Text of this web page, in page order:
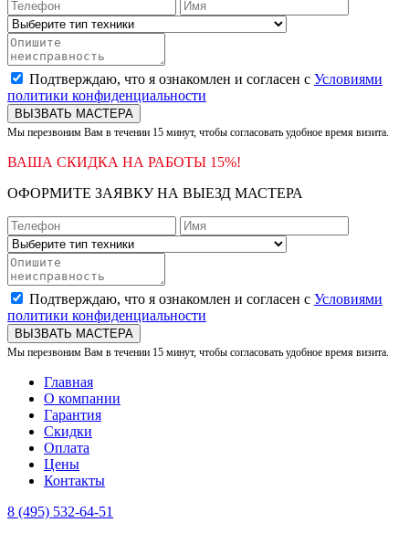
Подтверждаю, что я ознакомлен и согласен с Условиями
политики конфиденциальности
ВЫЗВАТЬ МАСТЕРА
Мы перезвоним Вам в течении 15 минут, чтобы согласовать удобное время визита.
ВАША СКИДКА НА РАБОТЫ 15%!
ОФОРМИТЕ ЗАЯВКУ НА ВЫЕЗД МАСТЕРА
Подтверждаю, что я ознакомлен и согласен с Условиями
политики конфиденциальности
ВЫЗВАТЬ МАСТЕРА
Мы перезвоним Вам в течении 15 минут, чтобы согласовать удобное время визита.
Главная
О компании
Гарантия
Скидки
Оплата
Цены
Контакты
8 (495) 532-64-51